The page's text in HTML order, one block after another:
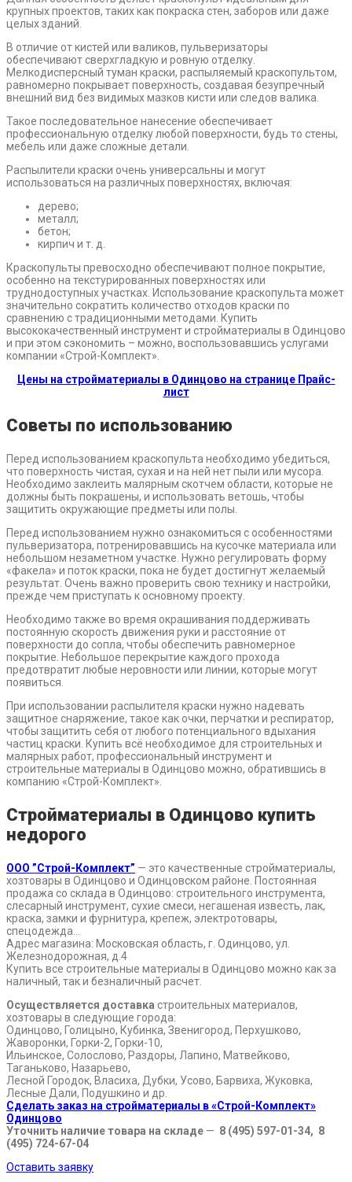
крупных проектов, таких как покраска стен, заборов или даже
целых зданий.
В отличие от кистей или валиков, пульверизаторы
обеспечивают сверхгладкую и ровную отделку.
Мелкодисперсный туман краски, распыляемый краскопультом,
равномерно покрывает поверхность, создавая безупречный
внешний вид без видимых мазков кисти или следов валика.
Такое последовательное нанесение обеспечивает
профессиональную отделку любой поверхности, будь то стены,
мебель или даже сложные детали.
Распылители краски очень универсальны и могут
использоваться на различных поверхностях, включая:
дерево;
металл;
бетон;
кирпич и т. д.
Краскопульты превосходно обеспечивают полное покрытие,
особенно на текстурированных поверхностях или
труднодоступных участках. Использование краскопульта может
значительно сократить количество отходов краски по
сравнению с традиционными методами. Купить
высококачественный инструмент и стройматериалы в Одинцово
и при этом сэкономить – можно, воспользовавшись услугами
компании «Строй-Комплект».
Цены на стройматериалы в Одинцово на странице Прайс-
лист
Советы по использованию
Перед использованием краскопульта необходимо убедиться,
что поверхность чистая, сухая и на ней нет пыли или мусора.
Необходимо заклеить малярным скотчем области, которые не
должны быть покрашены, и использовать ветошь, чтобы
защитить окружающие предметы или полы.
Перед использованием нужно ознакомиться с особенностями
пульверизатора, потренировавшись на кусочке материала или
небольшом незаметном участке. Нужно регулировать форму
«факела» и поток краски, пока не будет достигнут желаемый
результат. Очень важно проверить свою технику и настройки,
прежде чем приступать к основному проекту.
Необходимо также во время окрашивания поддерживать
постоянную скорость движения руки и расстояние от
поверхности до сопла, чтобы обеспечить равномерное
покрытие. Небольшое перекрытие каждого прохода
предотвратит любые неровности или линии, которые могут
появиться.
При использовании распылителя краски нужно надевать
защитное снаряжение, такое как очки, перчатки и респиратор,
чтобы защитить себя от любого потенциального вдыхания
частиц краски. Купить всё необходимое для строительных и
малярных работ, профессиональный инструмент и
строительные материалы в Одинцово можно, обратившись в
компанию «Строй-Комплект».
Стройматериалы в Одинцово купить
недорого
ООО ”Строй-Комплект” — это качественные стройматериалы,
хозтовары в Одинцово и Одинцовском районе. Постоянная
продажа со склада в Одинцово: строительного инструмента,
слесарный инструмент, сухие смеси, негашеная известь, лак,
краска, замки и фурнитура, крепеж, электротовары,
спецодежда…
Адрес магазина: Московская область, г. Одинцово, ул.
Железнодорожная, д.4
Купить все строительные материалы в Одинцово можно как за
наличный, так и безналичный расчет.
Осуществляется доставка строительных материалов,
хозтовары в следующие города:
Одинцово, Голицыно, Кубинка, Звенигород, Перхушково,
Жаворонки, Горки-2, Горки-10,
Ильинское, Солослово, Раздоры, Лапино, Матвейково,
Таганьково, Назарьево,
Лесной Городок, Власиха, Дубки, Усово, Барвиха, Жуковка,
Лесные Дали, Подушкино и др.
Сделать заказ на стройматериалы в «Строй-Комплект»
Одинцово
Уточнить наличие товара на складе — 8 (495) 597-01-34, 8
(495) 724-67-04
Оставить заявку